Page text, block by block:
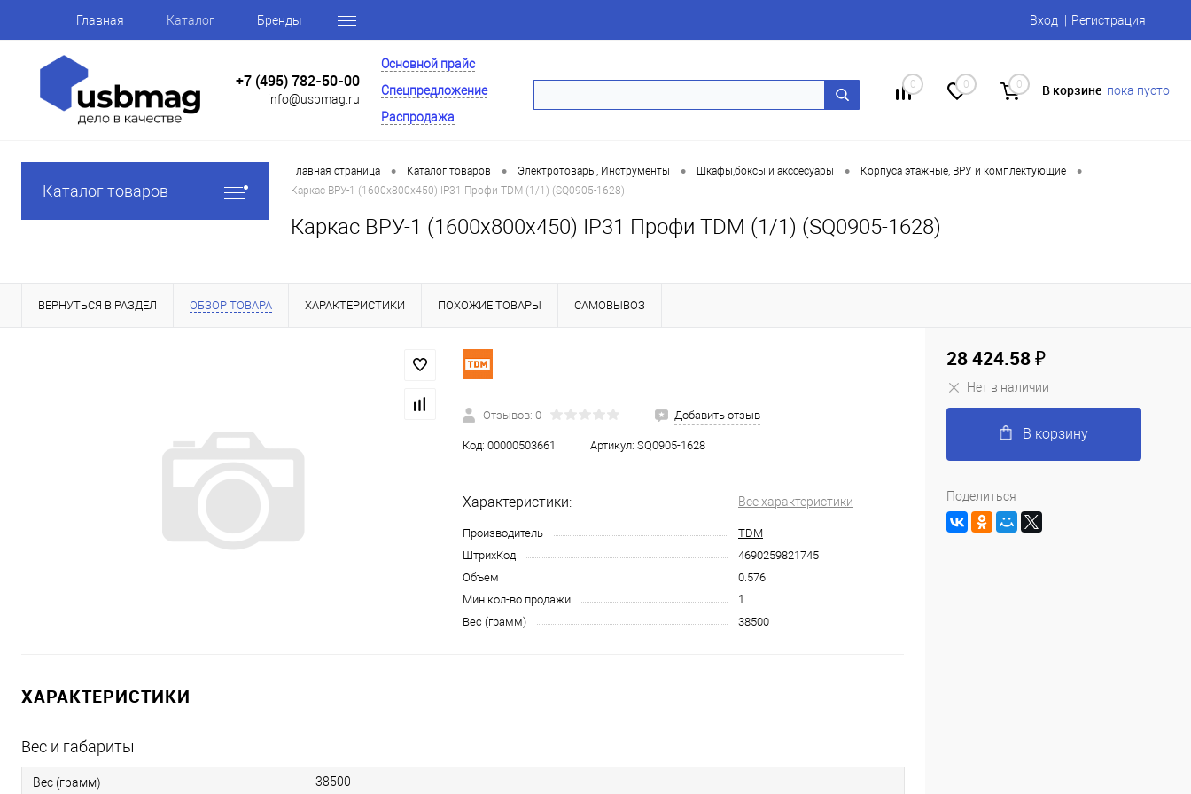
Главная Каталог Бренды Вход Регистрация
+7 (495) 782-50-00
info@usbmag.ru
Основной прайс
Спецпредложение
Распродажа
0 0 0 В корзине пока пусто
Каталог товаров
Главная страница • Каталог товаров • Электротовары, Инструменты • Шкафы,боксы и акссесуары • Корпуса этажные, ВРУ и комплектующие •
Каркас ВРУ-1 (1600х800х450) IP31 Профи TDM (1/1) (SQ0905-1628)
Каркас ВРУ-1 (1600х800х450) IP31 Профи TDM (1/1) (SQ0905-1628)
ВЕРНУТЬСЯ В РАЗДЕЛ ОБЗОР ТОВАРА ХАРАКТЕРИСТИКИ ПОХОЖИЕ ТОВАРЫ САМОВЫВОЗ
Отзывов: 0 Добавить отзыв
Код: 00000503661 Артикул: SQ0905-1628
Характеристики: Все характеристики
Производитель
TDM
ШтрихКод
4690259821745
Объем
0.576
Мин кол-во продажи
1
Вес (грамм)
38500
ХАРАКТЕРИСТИКИ
Вес и габариты
Вес (грамм) 38500
28 424.58 ₽
Нет в наличии
В корзину
Поделиться